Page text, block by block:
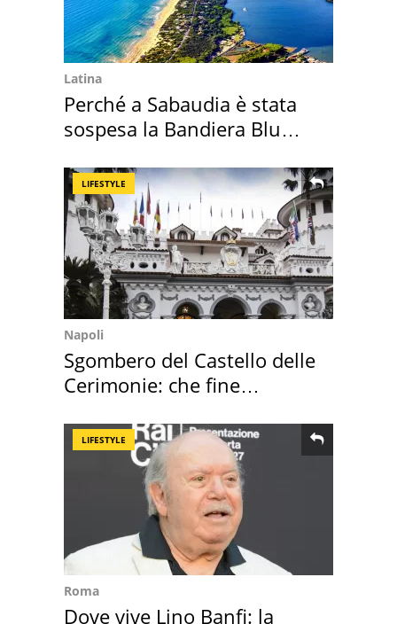
Latina
Perché a Sabaudia è stata
sospesa la Bandiera Blu
LIFESTYLE
Napoli
Sgombero del Castello delle
Cerimonie: che fine
LIFESTYLE
Roma
Dove vive Lino Banfi: la